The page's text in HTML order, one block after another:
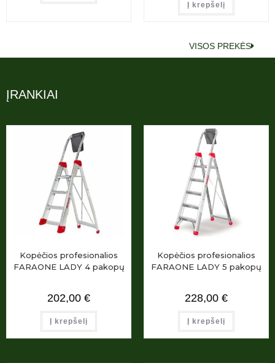
Į krepšelį
VISOS PREKĖS
ĮRANKIAI
Kopėčios profesionalios
FARAONE LADY 4 pakopų
202,00 €
Į krepšelį
Kopėčios profesionalios
FARAONE LADY 5 pakopų
228,00 €
Į krepšelį